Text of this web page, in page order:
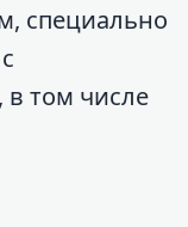
специально
том числе